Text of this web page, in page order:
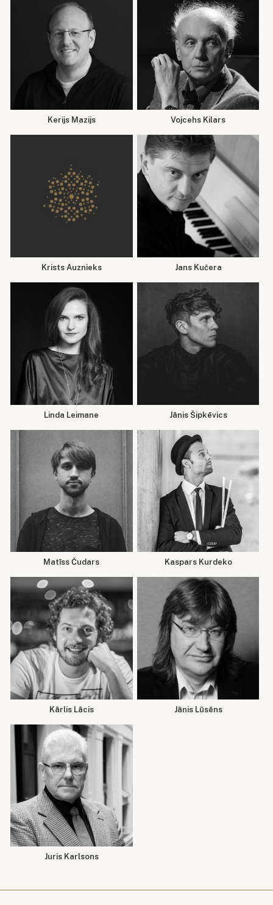
Kerijs Mazijs Vojcehs Kilars
Krists Auznieks Jans Kučera
Linda Leimane Jānis Šipkēvics
Matīss Čudars Kaspars Kurdeko
Kārlis Lācis Jānis Lūsēns
Juris Karlsons